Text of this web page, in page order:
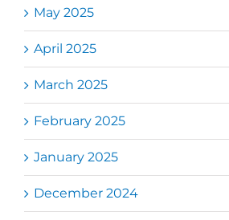
May 2025
April 2025
March 2025
February 2025
January 2025
December 2024